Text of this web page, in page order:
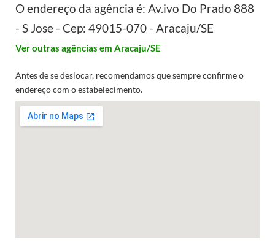
O endereço da agência é: Av.ivo Do Prado 888
- S Jose - Cep: 49015-070 - Aracaju/SE
Ver outras agências em Aracaju/SE
Antes de se deslocar, recomendamos que sempre confirme o
endereço com o estabelecimento.